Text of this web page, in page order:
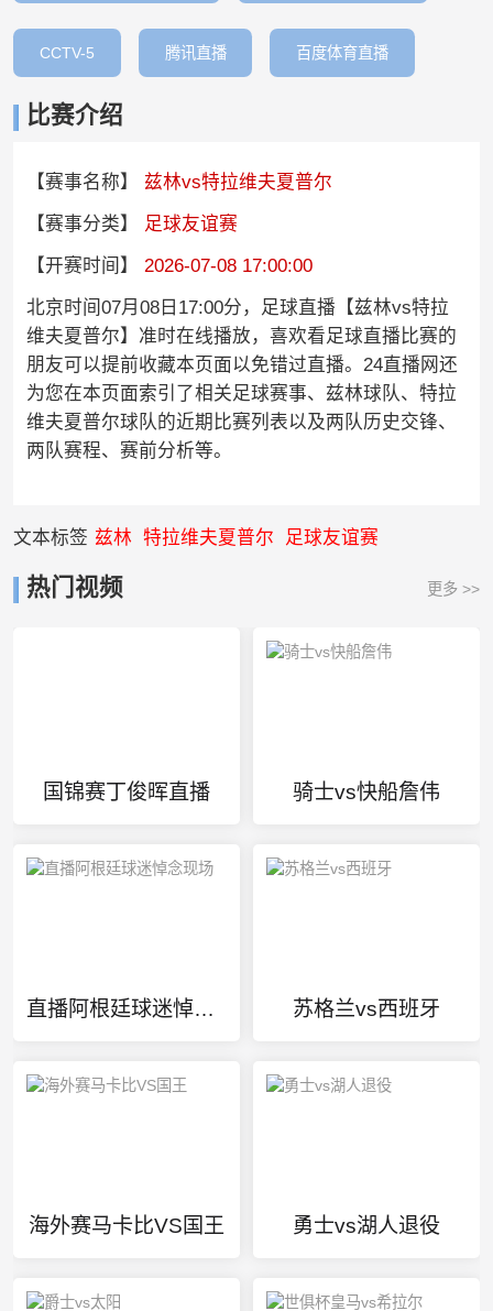
CCTV-5 腾讯直播 百度体育直播
比赛介绍
【赛事名称】
兹林vs特拉维夫夏普尔
【赛事分类】
足球友谊赛
【开赛时间】
2026-07-08 17:00:00
北京时间07月08日17:00分，足球直播【兹林vs特拉
维夫夏普尔】准时在线播放，喜欢看足球直播比赛的
朋友可以提前收藏本页面以免错过直播。24直播网还
为您在本页面索引了相关足球赛事、兹林球队、特拉
维夫夏普尔球队的近期比赛列表以及两队历史交锋、
两队赛程、赛前分析等。
文本标签 兹林 特拉维夫夏普尔 足球友谊赛
热门视频 更多 >>
国锦赛丁俊晖直播 骑士vs快船詹伟
直播阿根廷球迷悼念现场 苏格兰vs西班牙
海外赛马卡比VS国王 勇士vs湖人退役